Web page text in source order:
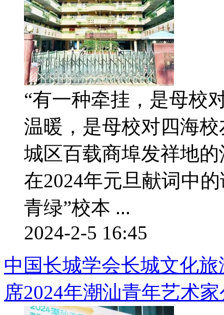
“有一种牵挂，是母校
温暖，是母校对四海
城区百载商埠发祥地
在2024年元旦献词中
青绿”校本 ...
2024-2-5 16:45
中国长城学会长城文化
席2024年潮汕青年艺术